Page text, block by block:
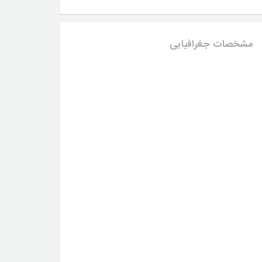
مشخصات جغرافیایی